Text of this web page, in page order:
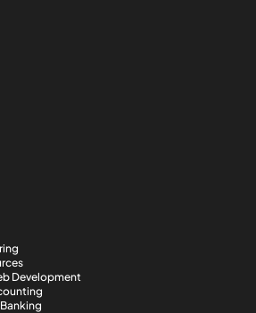
Development